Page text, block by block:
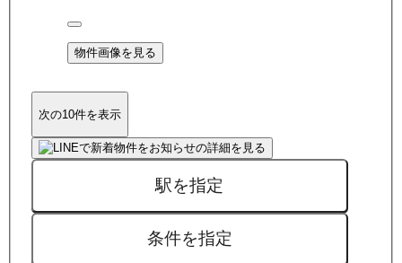
物件画像を見る
次の10件を表示
駅を指定
条件を指定